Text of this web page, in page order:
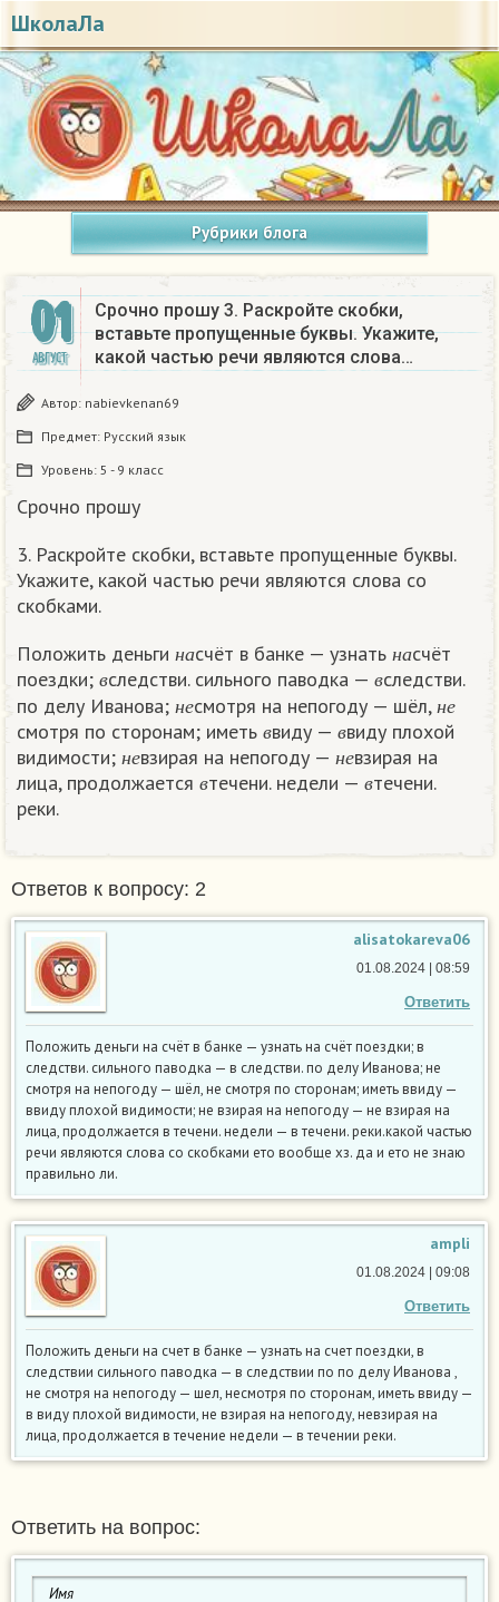
ШколаЛа
Рубрики блога
01
АВГУСТ
Срочно прошу 3. Раскройте скобки,
вставьте пропущенные буквы. Укажите,
какой частью речи являются слова…
Автор: nabievkenan69
Предмет: Русский язык
Уровень: 5 - 9 класс
Срочно прошу
3. Раскройте скобки, вставьте пропущенные буквы.
Укажите, какой частью речи являются слова со
скобками.
Положить деньги
н а счёт в банке — узнать н а счёт
поездки;
в
в
следстви. сильного паводка — в
в
следстви.
по делу Иванова;
н е
не
смотря на непогоду — шёл, н е
не
смотря по сторонам; иметь в
в
виду — в
в
виду плохой
видимости;
н е
не
взирая на непогоду — н е
не
взирая на
лица, продолжается
в
в
течени. недели — в
в
течени.
реки.
Ответов к вопросу: 2
alisatokareva06
Ответить
01.08.2024 | 08:59
Положить деньги на счёт в банке — узнать на счёт поездки; в
следстви. сильного паводка — в следстви. по делу Иванова; не
смотря на непогоду — шёл, не смотря по сторонам; иметь ввиду —
ввиду плохой видимости; не взирая на непогоду — не взирая на
лица, продолжается в течени. недели — в течени. реки.какой частью
речи являются слова со скобками ето вообще хз. да и ето не знаю
правильно ли.
ampli
Ответить
01.08.2024 | 09:08
Положить деньги на счет в банке — узнать на счет поездки, в
следствии сильного паводка — в следствии по по делу Иванова ,
не смотря на непогоду — шел, несмотря по сторонам, иметь ввиду —
в виду плохой видимости, не взирая на непогоду, невзирая на
лица, продолжается в течение недели — в течении реки.
Ответить на вопрос: